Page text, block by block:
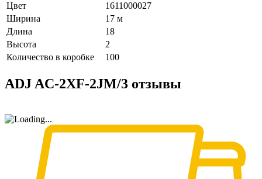
Цвет
1611000027
Ширина
17 м
Длина
18
Высота
2
Количество в коробке
100
ADJ AC-2XF-2JM/3 отзывы